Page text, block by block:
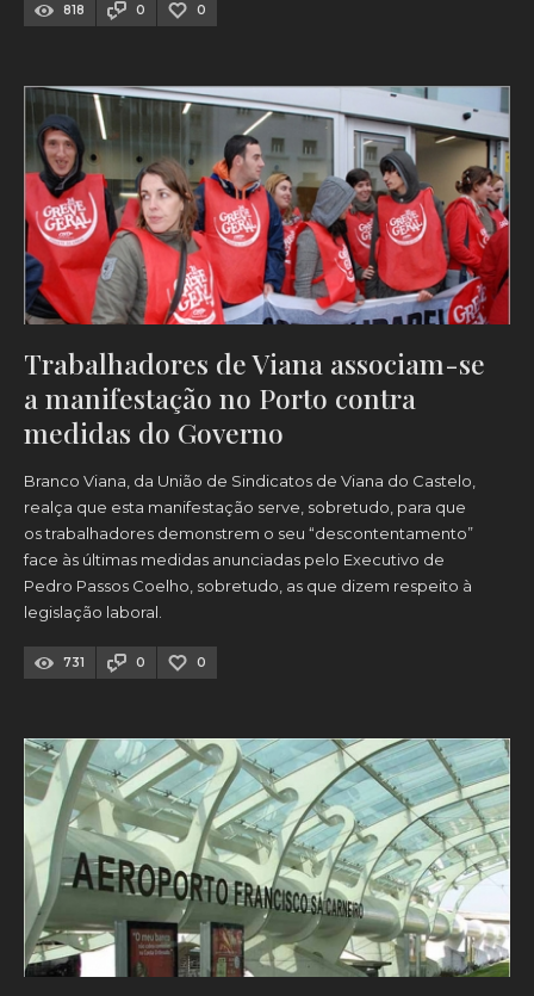
818 0 0
Trabalhadores de Viana associam-se
a manifestação no Porto contra
medidas do Governo
Branco Viana, da União de Sindicatos de Viana do Castelo,
realça que esta manifestação serve, sobretudo, para que
os trabalhadores demonstrem o seu “descontentamento”
face às últimas medidas anunciadas pelo Executivo de
Pedro Passos Coelho, sobretudo, as que dizem respeito à
legislação laboral.
731 0 0